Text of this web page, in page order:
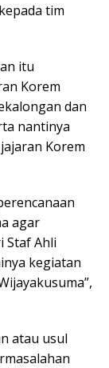
tim
itu
Korem
dan
nantinya
Korem
agar
Staf Ahli
kegiatan
atau usul